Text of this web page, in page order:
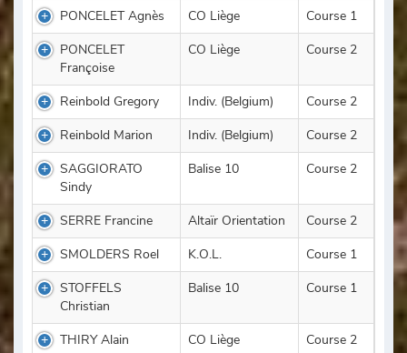
PONCELET Agnès CO Liège
Course 1
PONCELET
Françoise
CO Liège Course 2
Reinbold Gregory Indiv. (Belgium)
Course 2
Reinbold Marion
Indiv. (Belgium)
Course 2
SAGGIORATO
Sindy
Balise 10 Course 2
SERRE Francine Altaïr Orientation
Course 2
SMOLDERS Roel
K.O.L.
Course 1
STOFFELS
Christian
Balise 10 Course 1
THIRY Alain CO Liège
Course 2